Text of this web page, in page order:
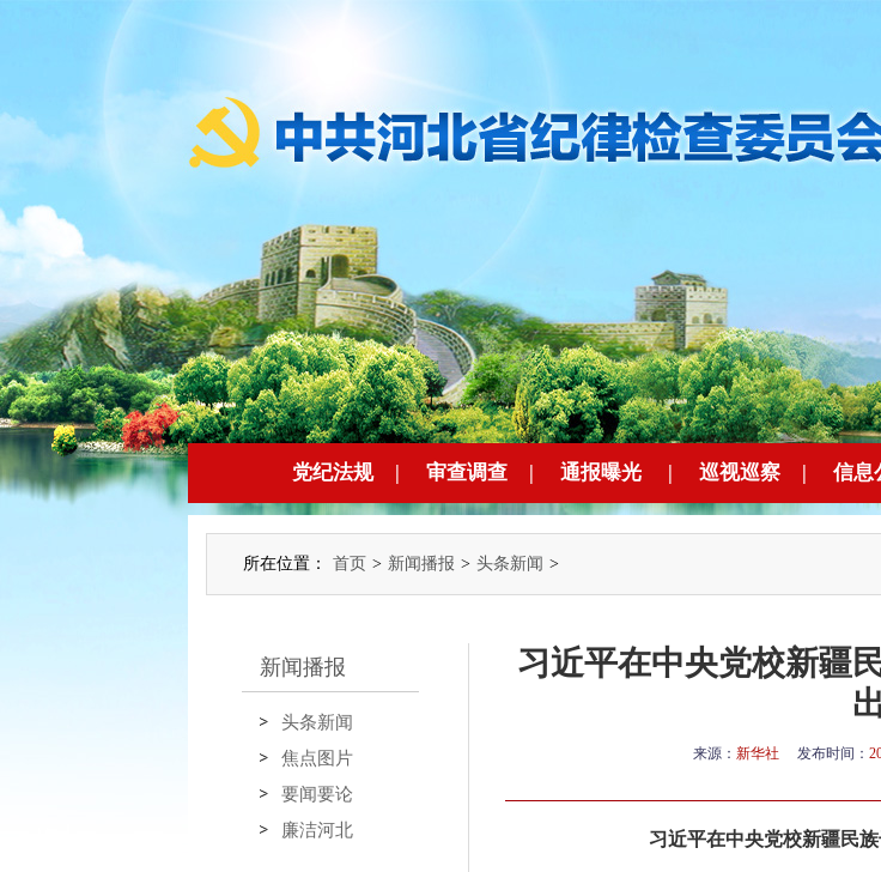
党纪法规 | 审查调查 | 通报曝光 | 巡视巡察 | 信息
所在位置： 首页 > 新闻播报 > 头条新闻 >
新闻播报
头条新闻
焦点图片
要闻要论
廉洁河北
习近平在中央党校新疆
来源： 新华社 发布时间：
习近平在中央党校新疆民